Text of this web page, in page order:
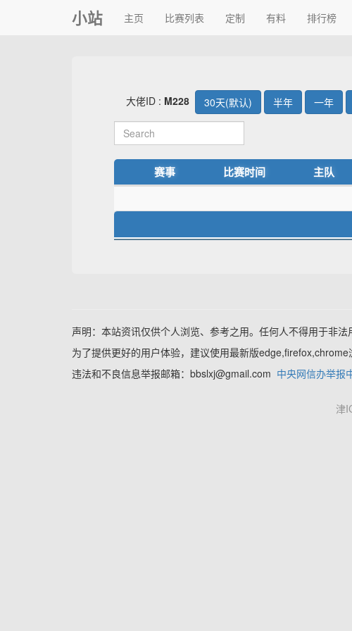
小站 主页 比赛列表 定制 有料 排行榜
大佬ID : M228 30天(默认) 半年 一年
赛事 比赛时间 主队
声明：本站资讯仅供个人浏览、参考之用。任何人不得用于非法
为了提供更好的用户体验，建议使用最新版
违法和不良信息举报邮箱：bbslxj@gmail.com 中央网信办举报
津